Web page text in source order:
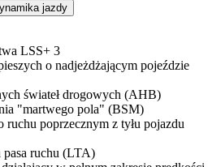
jazdy
LSS+ 3
o nadjeżdżającym pojeździe
świateł drogowych (AHB)
"martwego pola" (BSM)
ruchu poprzecznym z tyłu pojazdu
pasa ruchu (LTA)